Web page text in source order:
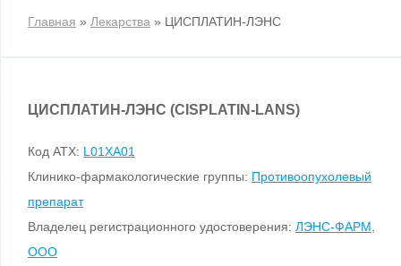
Главная » Лекарства » ЦИСПЛАТИН-ЛЭНС
ЦИСПЛАТИН-ЛЭНС (CISPLATIN-LANS)
Код ATX: L01XA01
Клинико-фармакологические группы: Противоопухолевый
препарат
Владелец регистрационного удостоверения: ЛЭНС-ФАРМ,
ООО